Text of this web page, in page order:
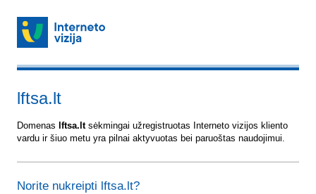
lftsa.lt
Domenas lftsa.ltsėkmingai užregistruotas Interneto vizijos kliento
vardu ir šiuo metu yra pilnai aktyvuotas bei paruoštas naudojimui.
Norite nukreipti lftsa.lt?